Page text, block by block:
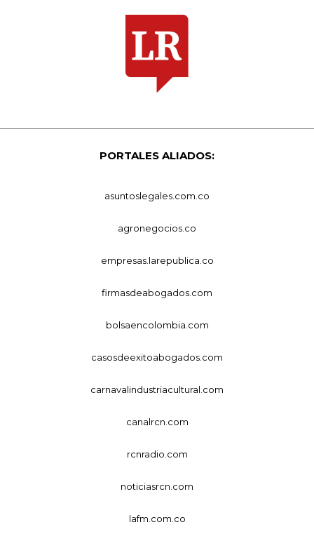
PORTALES ALIADOS:
asuntoslegales.com.co
agronegocios.co
empresas.larepublica.co
firmasdeabogados.com
bolsaencolombia.com
casosdeexitoabogados.com
carnavalindustriacultural.com
canalrcn.com
rcnradio.com
noticiasrcn.com
lafm.com.co